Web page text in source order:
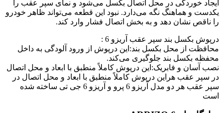
ایجاد خوردگی در محل اتصال بکسل می‌شود و نمای سپر عقب را
یکدست و هماهنگ نگه می‌دارد. نبود این قطعه می‌تواند ظاهر خودرو
را ناقص نشان دهد و به بخش اتصال فشار وارد کند.
درپوش بکسل بند سپر عقب آریزو 6 :
محافظت از محل بکسل بند:این درپوش از ورود آلودگی به داخل
محفظه بکسل بند جلوگیری می‌کند.
نصب آسان و فابریک:این درپوش کاملاً منطبق با ابعاد و محل اتصال
در سپر عقب هراین درپوش کاملاً منطبق با ابعاد و محل اتصال در
سپر عقب هر دو مدل آریزو 6 پرو و آریزو 6 جی تی ساخته شده
است